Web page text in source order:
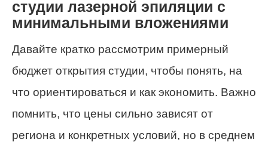
студии лазерной эпиляции с
минимальными вложениями
Давайте кратко рассмотрим примерный
бюджет открытия студии, чтобы понять, на
что ориентироваться и как экономить. Важно
помнить, что цены сильно зависят от
региона и конкретных условий, но в среднем